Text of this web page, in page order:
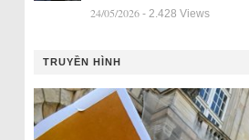
24/05/2026 - 2.428 Views
TRUYỀN HÌNH